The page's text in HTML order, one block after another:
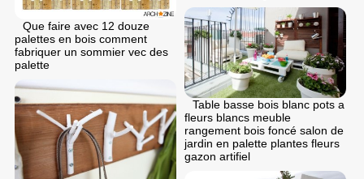
Que faire avec 12 douze
palettes en bois comment
fabriquer un sommier vec des
palette
Table basse bois blanc pots a
fleurs blancs meuble
rangement bois foncé salon de
jardin en palette plantes fleurs
gazon artifiel